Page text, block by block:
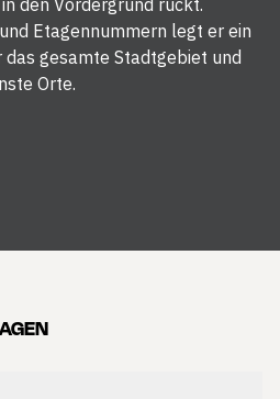
den Vordergrund rückt.
Etagennummern legt er ein
gesamte Stadtgebiet und
Orte.